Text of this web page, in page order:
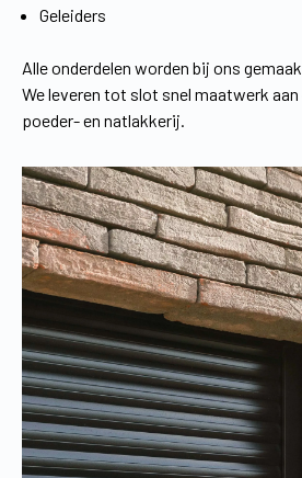
Geleiders
Alle onderdelen worden bij ons
We leveren tot slot snel maatwerk
poeder- en natlakkerij.